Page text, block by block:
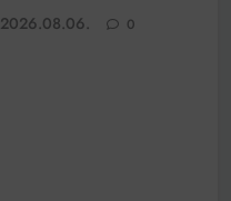
2026.08.06. 0